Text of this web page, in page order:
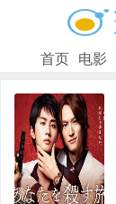
首页 电影